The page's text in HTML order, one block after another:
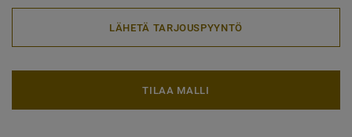
LÄHETÄ TARJOUSPYYNTÖ
TILAA MALLI